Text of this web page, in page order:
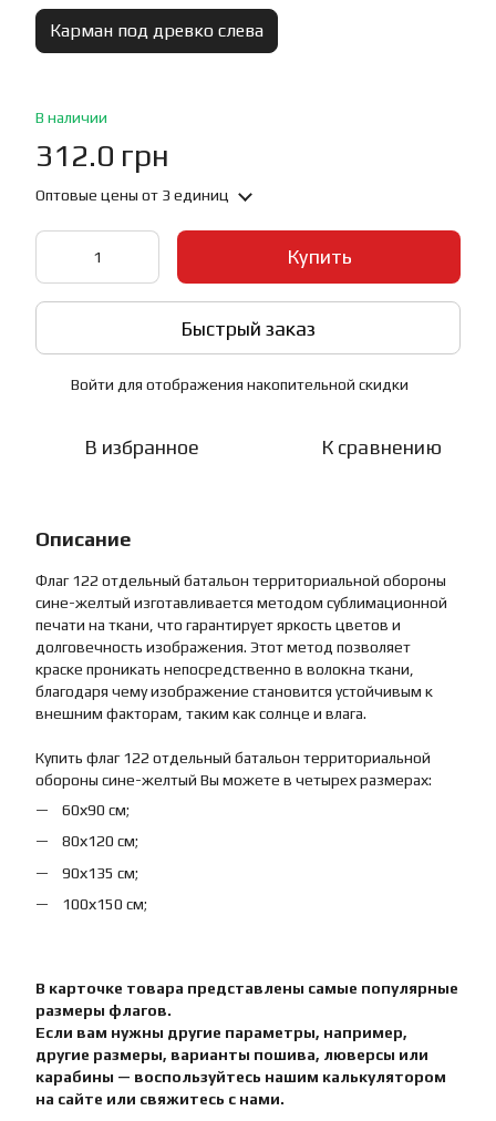
Карман под древко слева
В наличии
312.0 грн
Оптовые цены от 3 единиц
Купить
Быстрый заказ
Войти для отображения накопительной скидки
В избранное К сравнению
Описание
Флаг 122 отдельный батальон территориальной обороны
сине-желтый изготавливается методом сублимационной
печати на ткани, что гарантирует яркость цветов и
долговечность изображения. Этот метод позволяет
краске проникать непосредственно в волокна ткани,
благодаря чему изображение становится устойчивым к
внешним факторам, таким как солнце и влага.
Купить флаг 122 отдельный батальон территориальной
обороны сине-желтый Вы можете в четырех размерах:
60х90 см;
80х120 см;
90х135 см;
100х150 см;
В карточке товара представлены самые популярные
размеры флагов.
Если вам нужны другие параметры, например,
другие размеры, варианты пошива, люверсы или
карабины — воспользуйтесь нашим калькулятором
на сайте или свяжитесь с нами.